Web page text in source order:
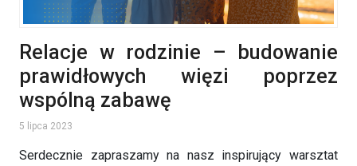
Relacje w rodzinie – budowanie
prawidłowych więzi poprzez
wspólną zabawę
5 lipca 2023
Serdecznie zapraszamy na nasz inspirujący warsztat